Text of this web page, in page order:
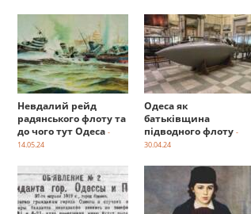
Невдалий рейд
радянського флоту та
до чого тут Одеса -
14.05.24
Одеса як
батьківщина
підводного флоту -
30.04.24